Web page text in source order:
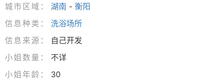
城市区域： 湖南 - 衡阳
信息种类：
洗浴场所
信息来源：
自己开发
小姐数量：
不详
小姐年龄：
30